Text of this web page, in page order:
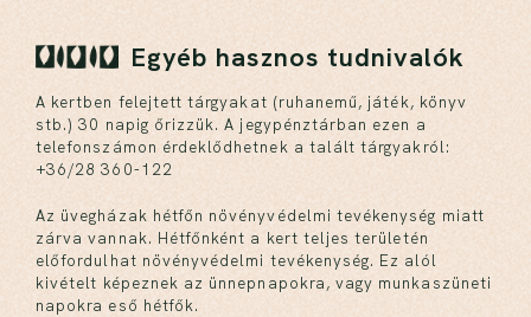
Egyéb hasznos tudnivalók
A kertben felejtett tárgyakat (ruhanemű, játék, könyv
stb.) 30 napig őrizzük. A jegypénztárban ezen a
telefonszámon érdeklődhetnek a talált tárgyakról:
+36/28 360-122
Az üvegházak hétfőn növényvédelmi tevékenység miatt
zárva vannak. Hétfőnként a kert teljes területén
előfordulhat növényvédelmi tevékenység. Ez alól
kivételt képeznek az ünnepnapokra, vagy munkaszüneti
napokra eső hétfők.